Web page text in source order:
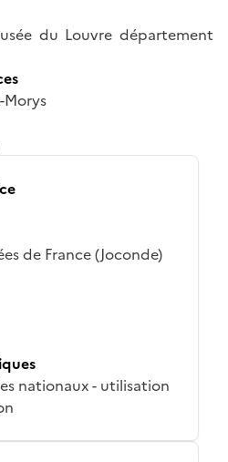
du Louvre département
Morys
de France (Joconde)
nationaux - utilisation